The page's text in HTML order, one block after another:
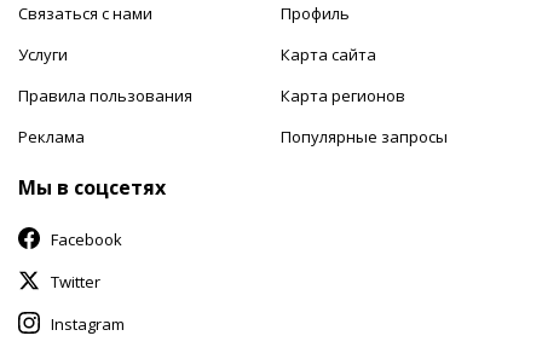
Связаться с нами
Услуги
Правила пользования
Реклама
Профиль
Карта сайта
Карта регионов
Популярные запросы
Мы в соцсетях
Facebook
Twitter
Instagram